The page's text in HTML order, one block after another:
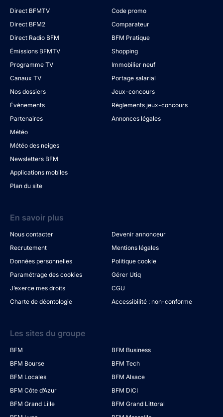
Direct BFMTV
Direct BFM2
Direct Radio BFM
Émissions BFMTV
Programme TV
Canaux TV
Nos dossiers
Évènements
Partenaires
Météo
Météo des neiges
Newsletters BFM
Applications mobiles
Plan du site
Code promo
Comparateur
BFM Pratique
Shopping
Immobilier neuf
Portage salarial
Jeux-concours
Règlements jeux-concours
Annonces légales
En savoir plus
Nous contacter
Devenir annonceur
Recrutement
Mentions légales
Données personnelles
Politique cookie
Paramétrage des cookies
Gérer Utiq
J’exerce mes droits
CGU
Charte de déontologie
Accessibilité : non-conforme
Les sites du groupe
BFM
BFM Business
BFM Bourse
BFM Tech
BFM Locales
BFM Alsace
BFM Côte d’Azur
BFM DICI
BFM Grand Lille
BFM Grand Littoral